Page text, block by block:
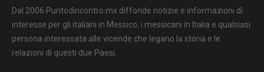
Dal 2006 Puntodincontro.mx diffonde notizie e informazioni di
interesse per gli italiani in Messico, i messicani in Italia e qualsiasi
persona interessata alle vicende che legano la storia e le
relazioni di questi due Paesi.